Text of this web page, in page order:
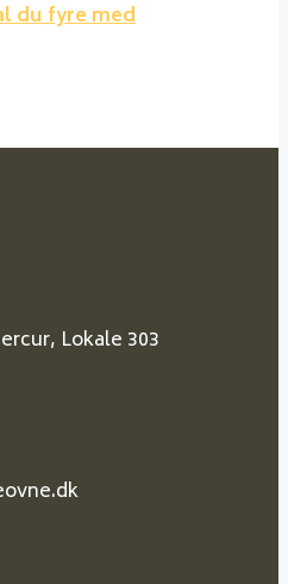
du fyre med
Lokale 303